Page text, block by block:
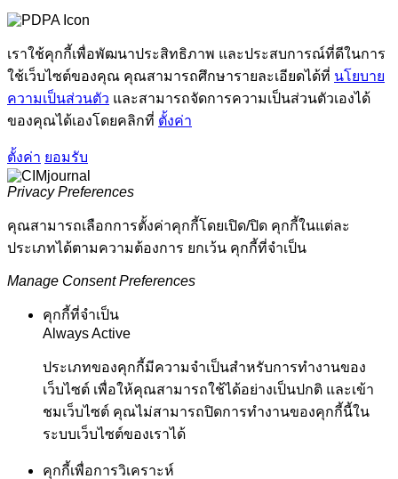
เราใช้คุกกี้เพื่อพัฒนาประสิทธิภาพ และประสบการณ์ที่ดีในการ
ใช้เว็บไซต์ของคุณ คุณสามารถศึกษารายละเอียดได้ที่ นโยบาย
ความเป็นส่วนตัว และสามารถจัดการความเป็นส่วนตัวเองได้
ของคุณได้เองโดยคลิกที่ ตั้งค่า
ตั้งค่า ยอมรับ
Privacy Preferences
คุณสามารถเลือกการตั้งค่าคุกกี้โดยเปิด/ปิด คุกกี้ในแต่ละ
ประเภทได้ตามความต้องการ ยกเว้น คุกกี้ที่จำเป็น
Manage Consent Preferences
คุกกี้ที่จำเป็น
Always Active
ประเภทของคุกกี้มีความจำเป็นสำหรับการทำงานของ
เว็บไซต์ เพื่อให้คุณสามารถใช้ได้อย่างเป็นปกติ และเข้า
ชมเว็บไซต์ คุณไม่สามารถปิดการทำงานของคุกกี้นี้ใน
ระบบเว็บไซต์ของเราได้
คุกกี้เพื่อการวิเคราะห์